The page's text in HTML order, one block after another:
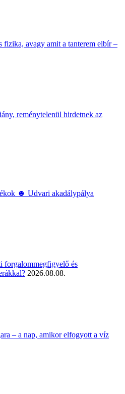
avagy amit a tanterem elbír –
reménytelenül hirdetnek az
☻ Udvari akadálypálya
forgalommegfigyelő és
2026.08.08.
– a nap, amikor elfogyott a víz